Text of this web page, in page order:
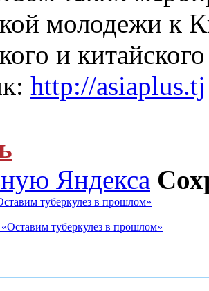
молодежи к
и
http://asiaplus.tj
Яндекса
туберкулез в прошлом»